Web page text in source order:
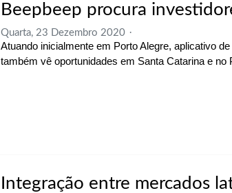
Beepbeep procura
Quarta, 23 Dezembro 2020
Atuando inicialmente em Porto Alegre, aplicativo
também vê oportunidades em Santa Catarina e no
Integração entre mercados